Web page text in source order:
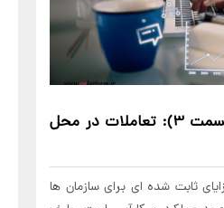
محل کار دیجیتال( قسمت 3): تعاملات در محل
ثابت شده ای برای سازمان ها